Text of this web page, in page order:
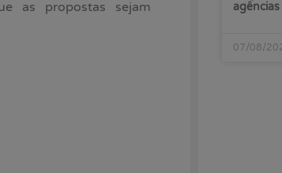
as propostas sejam
agências
07/08/